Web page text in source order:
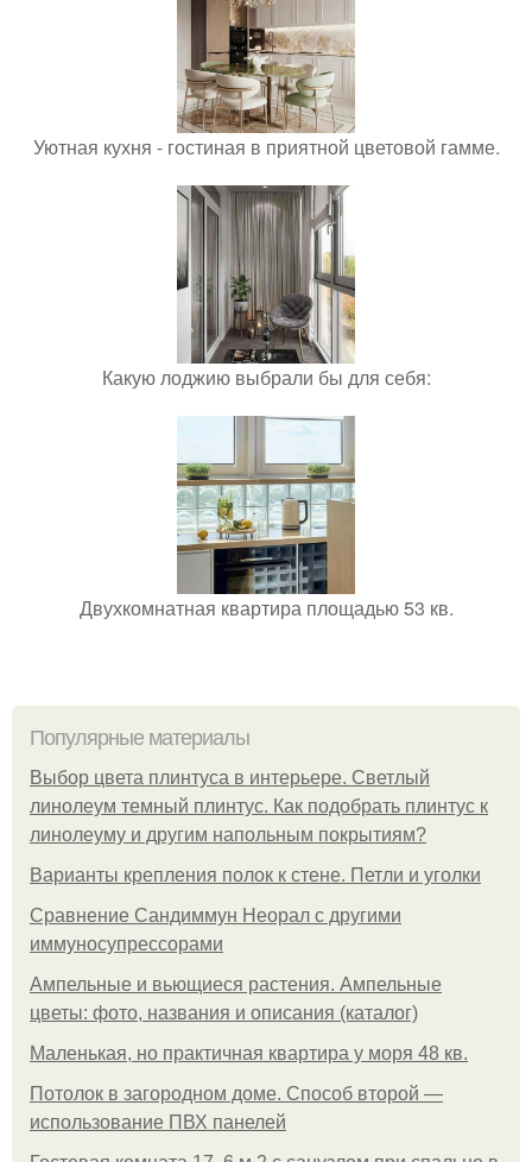
Уютная кухня - гостиная в приятной цветовой гамме.
Какую лоджию выбрали бы для себя:
Двухкомнатная квартира площадью 53 кв.
Популярные материалы
Выбор цвета плинтуса в интерьере. Светлый
линолеум темный плинтус. Как подобрать плинтус к
линолеуму и другим напольным покрытиям?
Варианты крепления полок к стене. Петли и уголки
Сравнение Сандиммун Неорал с другими
иммуносупрессорами
Ампельные и вьющиеся растения. Ампельные
цветы: фото, названия и описания (каталог)
Маленькая, но практичная квартира у моря 48 кв.
Потолок в загородном доме. Способ второй —
использование ПВХ панелей